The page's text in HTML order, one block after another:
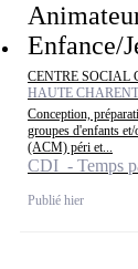
Enfance/
CENTRE SOCIAL
HAUTE
Conception,
groupes d'enfants
(ACM) péri et...
CDI - Temps
Publié hier